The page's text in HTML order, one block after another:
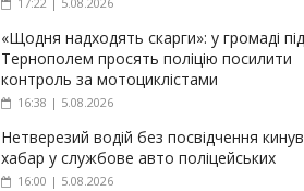
«Щодня надходять скарги»: у громаді під
Тернополем просять поліцію посилити
контроль за мотоциклістами
16:38 | 5.08.2026
Нетверезий водій без посвідчення кинув
хабар у службове авто поліцейських
16:00 | 5.08.2026